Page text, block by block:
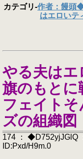
カテゴリ-作者：饅頭
はエロいテ
やる夫はエ
旗のもとに
フェイト
ズの組織図
174 ： ◆D752yjJGlQ
ID:Pxd/H9m.0